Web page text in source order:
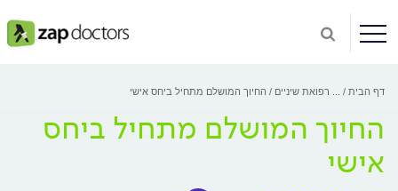
דף הבית רפואת שיניים החיוך המושלם מתחיל ביחס אישי
החיוך המושלם מתחיל ביחס
אישי